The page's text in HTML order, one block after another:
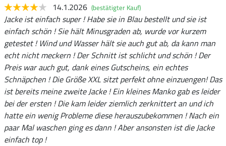
14.1.2026 (bestätigter Kauf)
Jacke ist einfach super ! Habe sie in Blau bestellt und sie ist
einfach schön ! Sie hält Minusgraden ab, wurde vor kurzem
getestet ! Wind und Wasser hält sie auch gut ab, da kann man
echt nicht meckern ! Der Schnitt ist schlicht und schön ! Der
Preis war auch gut, dank eines Gutscheins, ein echtes
Schnäpchen ! Die Größe XXL sitzt perfekt ohne einzuengen! Das
ist bereits meine zweite Jacke ! Ein kleines Manko gab es leider
bei der ersten ! Die kam leider ziemlich zerknittert an und ich
hatte ein wenig Probleme diese herauszubekommen ! Nach ein
paar Mal waschen ging es dann ! Aber ansonsten ist die Jacke
einfach top !